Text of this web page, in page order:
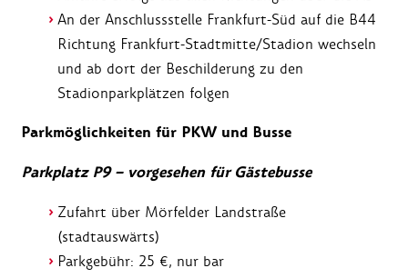
An der Anschlussstelle Frankfurt-Süd auf die B44
Richtung Frankfurt-Stadtmitte/Stadion wechseln
und ab dort der Beschilderung zu den
Stadionparkplätzen folgen
Parkmöglichkeiten für PKW und Busse
Parkplatz P9 – vorgesehen für Gästebusse
Zufahrt über Mörfelder Landstraße
(stadtauswärts)
Parkgebühr: 25 €, nur bar